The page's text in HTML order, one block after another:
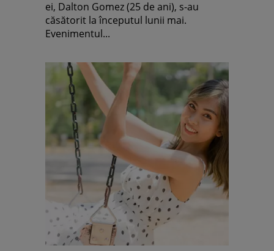
ei, Dalton Gomez (25 de ani), s-au
căsătorit la începutul lunii mai.
Evenimentul...